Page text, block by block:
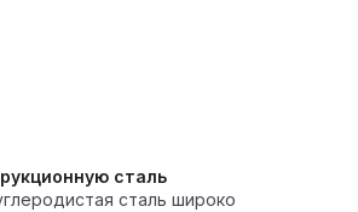
сталь
сталь широко